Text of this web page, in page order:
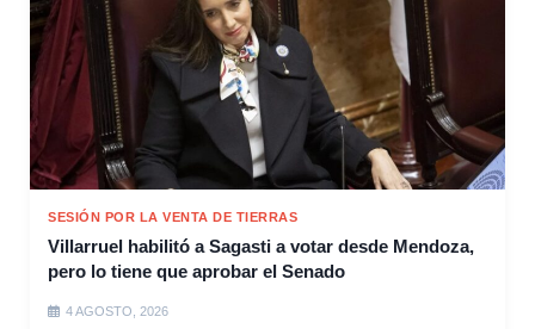
SESIÓN POR LA VENTA DE TIERRAS
Villarruel habilitó a Sagasti a votar desde Mendoza,
pero lo tiene que aprobar el Senado
4 AGOSTO, 2026